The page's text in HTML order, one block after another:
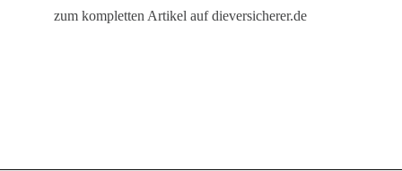
zum kompletten Artikel auf dieversicherer.de